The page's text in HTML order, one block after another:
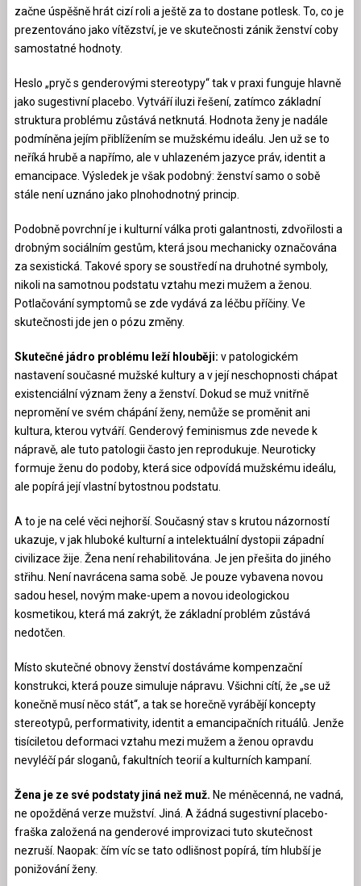
začne úspěšně hrát cizí roli a ještě za to dostane potlesk. To, co je
prezentováno jako vítězství, je ve skutečnosti zánik ženství coby
samostatné hodnoty.
Heslo „pryč s genderovými stereotypy“ tak v praxi funguje hlavně
jako sugestivní placebo. Vytváří iluzi řešení, zatímco základní
struktura problému zůstává netknutá. Hodnota ženy je nadále
podmíněna jejím přiblížením se mužskému ideálu. Jen už se to
neříká hrubě a napřímo, ale v uhlazeném jazyce práv, identit a
emancipace. Výsledek je však podobný: ženství samo o sobě
stále není uznáno jako plnohodnotný princip.
Podobně povrchní je i kulturní válka proti galantnosti, zdvořilosti a
drobným sociálním gestům, která jsou mechanicky označována
za sexistická. Takové spory se soustředí na druhotné symboly,
nikoli na samotnou podstatu vztahu mezi mužem a ženou.
Potlačování symptomů se zde vydává za léčbu příčiny. Ve
skutečnosti jde jen o pózu změny.
Skutečné jádro problému leží hlouběji: v patologickém
nastavení současné mužské kultury a v její neschopnosti chápat
existenciální význam ženy a ženství. Dokud se muž vnitřně
nepromění ve svém chápání ženy, nemůže se proměnit ani
kultura, kterou vytváří. Genderový feminismus zde nevede k
nápravě, ale tuto patologii často jen reprodukuje. Neuroticky
formuje ženu do podoby, která sice odpovídá mužskému ideálu,
ale popírá její vlastní bytostnou podstatu.
A to je na celé věci nejhorší. Současný stav s krutou názorností
ukazuje, v jak hluboké kulturní a intelektuální dystopii západní
civilizace žije. Žena není rehabilitována. Je jen přešita do jiného
střihu. Není navrácena sama sobě. Je pouze vybavena novou
sadou hesel, novým make-upem a novou ideologickou
kosmetikou, která má zakrýt, že základní problém zůstává
nedotčen.
Místo skutečné obnovy ženství dostáváme kompenzační
konstrukci, která pouze simuluje nápravu. Všichni cítí, že „se už
konečně musí něco stát“, a tak se horečně vyrábějí koncepty
stereotypů, performativity, identit a emancipačních rituálů. Jenže
tisíciletou deformaci vztahu mezi mužem a ženou opravdu
nevyléčí pár sloganů, fakultních teorií a kulturních kampaní.
Žena je ze své podstaty jiná než muž. Ne méněcenná, ne vadná,
ne opožděná verze mužství. Jiná. A žádná sugestivní placebo-
fraška založená na genderové improvizaci tuto skutečnost
nezruší. Naopak: čím víc se tato odlišnost popírá, tím hlubší je
ponižování ženy.